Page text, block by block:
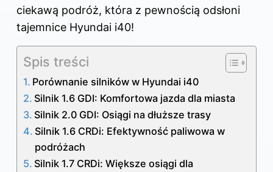
ciekawą podróż, która z pewnością odsłoni
tajemnice Hyundai i40!
Spis treści
Porównanie silników w Hyundai i40
Silnik 1.6 GDI: Komfortowa jazda dla miasta
Silnik 2.0 GDI: Osiągi na dłuższe trasy
Silnik 1.6 CRDi: Efektywność paliwowa w
podróżach
Silnik 1.7 CRDi: Większe osiągi dla